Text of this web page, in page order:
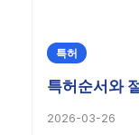
특허
특허순서와
2026-03-26